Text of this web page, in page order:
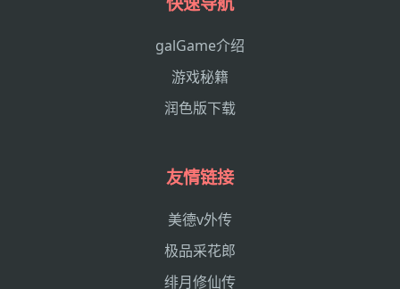
galGame介绍
游戏秘籍
润色版下载
友情链接
美德v外传
极品采花郎
绯月修仙传